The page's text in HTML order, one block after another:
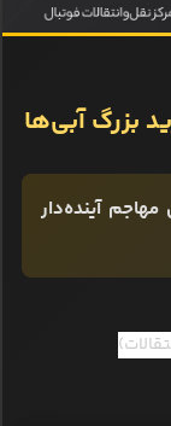
بزرگ آبی‌ها
آینده‌دار